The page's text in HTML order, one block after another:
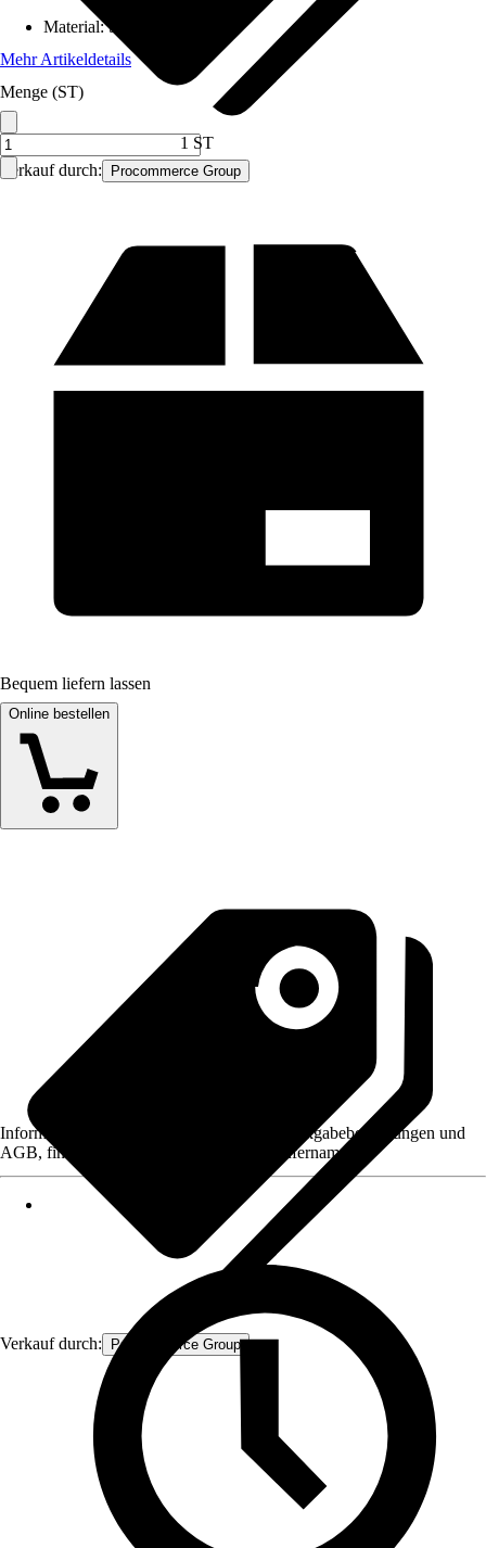
Verkauf durch: Procommerce Group
Material:Stahl
Mehr Artikeldetails
Menge (ST)
1 ST
Bequem liefern lassen
Online bestellen
Verkauf durch: Procommerce Group
Informationen des Verkäufers, wie z. B. Rückgabebedingungen und
AGB, finden Sie bei Klick auf den Verkäufernamen.